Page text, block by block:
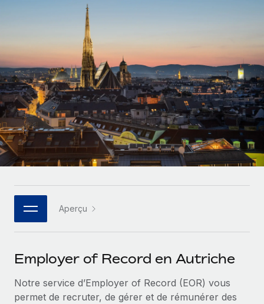
Gestion des freelances
Intégrez et gérez vos freelances partout dans le monde
PEO
Sous-traitez les opérations complexes liées à l’emploi
INFRASTRUCTURE
Intégration Remote
Intégrez vos RH aux flux de travail en toute simplicité
Plateforme
Connecter
Nouveau
Connectez n'importe quel outil d’IA à Remote grâce à
notre MCP
Intégrations
Comparer Remote
Examinez notre service par rapport aux autres
Start-ups
Des solutions agiles et internationales pour les RH et la
paie des entreprises en pleine croissance
Entreprises intermédiaires
Développez vos équipes avec des solutions RH sur
mesure
Entreprise
Les RH à l’international pour les grandes entreprises
Partenaires stratégiques de la tech
Devenir partenaire
Calculateur de paiement des freelances
Découvrez les devises disponibles et les vitesses de
paiement pour vos freelances internationaux
APPRENDRE AVEC REMOTE
Recherche et guides
Études de cas
Checklists et modèles
Descriptions de postes
Événements
Salle de presse
Français
Deutsch
Español
Italiano
Português (Portugal)
日本語
한국어
Aperçu
Employer of Record en Autriche
Notre service d’Employer of Record (EOR) vous
permet de recruter, de gérer et de rémunérer des